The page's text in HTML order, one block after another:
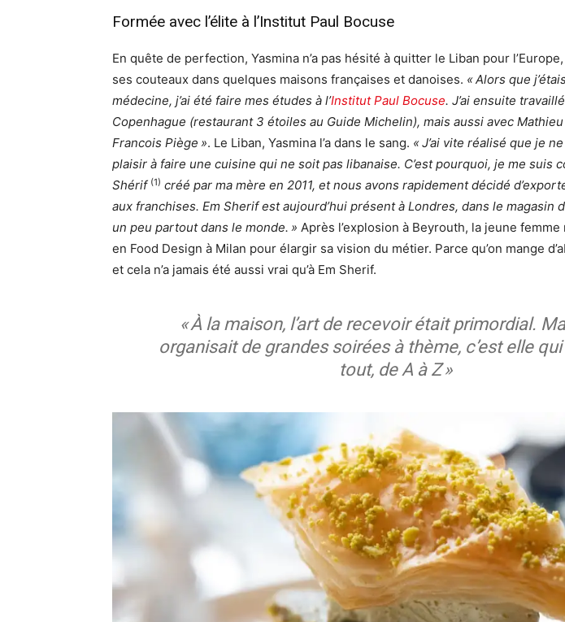
Formée avec l’élite à l’Institut Paul Bocuse
En quête de perfection, Yasmina n’a pas hésité à quitter le Liban pour
ses couteaux dans quelques maisons françaises et danoises. « Alors que
médecine, j’ai été faire mes études à l’Institut Paul Bocuse. J’ai ensuite
Copenhague (restaurant 3 étoiles au Guide Michelin), mais aussi avec
Francois Piège ». Le Liban, Yasmina l’a dans le sang. « J’ai vite réalisé que je
plaisir à faire une cuisine qui ne soit pas libanaise. C’est pourquoi, je me suis
Shérif (1) créé par ma mère en 2011, et nous avons rapidement décidé
aux franchises. Em Sherif est aujourd’hui présent à Londres, dans le magasin
un peu partout dans le monde. » Après l’explosion à Beyrouth, la jeune
en Food Design à Milan pour élargir sa vision du métier. Parce qu’on mange
et cela n’a jamais été aussi vrai qu’à Em Sherif.
« À la maison, l’art de recevoir était primordial.
organisait de grandes soirées à thème, c’est elle
tout, de A à Z »